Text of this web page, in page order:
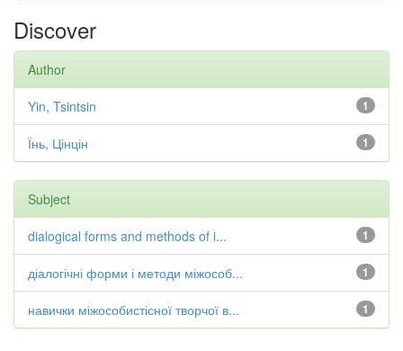
Discover
Author
1
Yin, Tsintsin
1
Їнь, Цінцін
Subject
1
dialogical forms and methods of i...
1
діалогічні форми і методи міжособ...
1
навички міжособистісної творчої в...